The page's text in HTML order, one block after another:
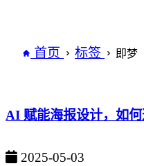
首页 标签 即梦
AI 赋能海报设计，如何
2025-05-03